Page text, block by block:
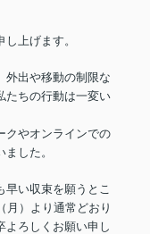
上げます。
外出や移動の制限な
たちの行動は一変い
クやオンラインでの
した。
早い収束を願うとこ
月）より通常どおり
よろしくお願い申し